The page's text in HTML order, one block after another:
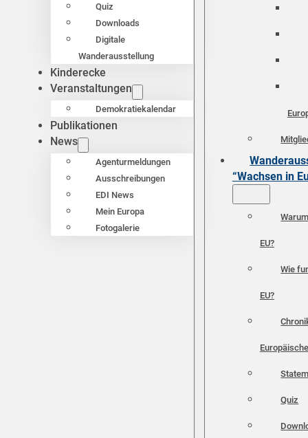
Quiz
Downloads
Digitale
Wanderausstellung
Kinderecke
Veranstaltungen
Demokratiekalendar
Publikationen
News
Agenturmeldungen
Ausschreibungen
EDI News
Mein Europa
Fotogalerie
“Wachsen in
EU?
Wie
EU?
Quiz